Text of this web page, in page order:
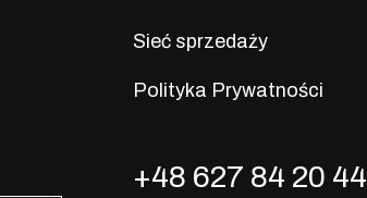
Sieć sprzedaży
Polityka Prywatności
+48 627 84 20 44